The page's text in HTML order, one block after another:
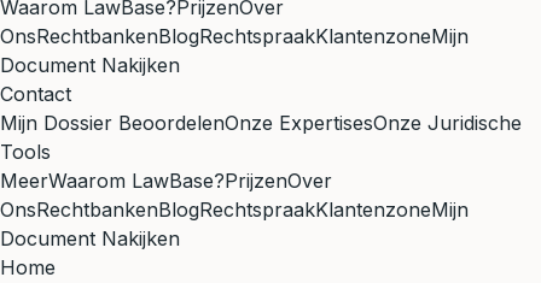
Waarom LawBase?PrijzenOver
OnsRechtbankenBlogRechtspraakKlantenzoneMijn
Document Nakijken
Contact
Mijn Dossier BeoordelenOnze ExpertisesOnze Juridische
Tools
MeerWaarom LawBase?PrijzenOver
OnsRechtbankenBlogRechtspraakKlantenzoneMijn
Document Nakijken
Home